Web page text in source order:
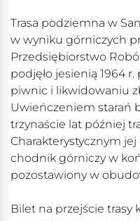
Trasa podziemna w
w wyniku górniczych
Przedsiębiorstwo
podjęło jesienią 1964
piwnic i likwidowaniu
Uwieńczeniem starań
trzynaście lat później
Charakterystycznym
chodnik górniczy w
pozostawiony w
Bilet na przejście trasy